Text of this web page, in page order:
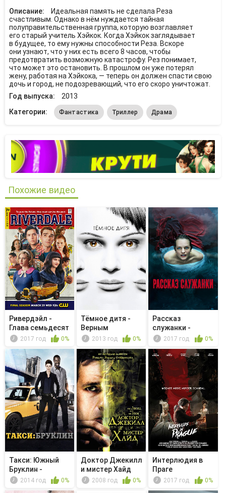
Описание:
Идеальная память не сделала Реза
счастливым. Однако в нём нуждается тайная
полуправительственная группа, которую возглавляет
его старый учитель Хэйкок. Когда Хэйкок заглядывает
в будущее, то ему нужны способности Реза. Вскоре
они узнают, что у них есть всего 8 часов, чтобы
предотвратить возможную катастрофу. Рез понимает,
что может это остановить. В прошлом он уже потерял
жену, работая на Хэйкока, — теперь он должен спасти свою
дочь и город, не подозревающий, что его скоро уничтожат.
Год выпуска:
2013
Категории:
Фантастика Триллер Драма
Похожие видео
Ривердэйл -
Глава семьдесят
четвертая...
2017 год 0%
Тёмное дитя -
Верным
рассудком и
2013 год 0%
Рассказ
служанки -
Дорогая
2017 год 0%
Такси: Южный
Бруклин -
Brooklyn Heights
2014 год 0%
Доктор Джекилл
и мистер Хайд
2008 год 0%
Интерлюдия в
Праге
2017 год 0%